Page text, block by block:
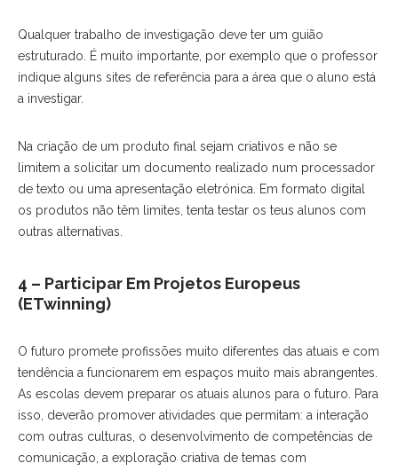
Qualquer trabalho de investigação deve ter um guião
estruturado. É muito importante, por exemplo que o professor
indique alguns sites de referência para a área que o aluno está
a investigar.
Na criação de um produto final sejam criativos e não se
limitem a solicitar um documento realizado num processador
de texto ou uma apresentação eletrónica. Em formato digital
os produtos não têm limites, tenta testar os teus alunos com
outras alternativas.
4 – Participar Em Projetos Europeus
(eTwinning)
O futuro promete profissões muito diferentes das atuais e com
tendência a funcionarem em espaços muito mais abrangentes.
As escolas devem preparar os atuais alunos para o futuro. Para
isso, deverão promover atividades que permitam: a interação
com outras culturas, o desenvolvimento de competências de
comunicação, a exploração criativa de temas com